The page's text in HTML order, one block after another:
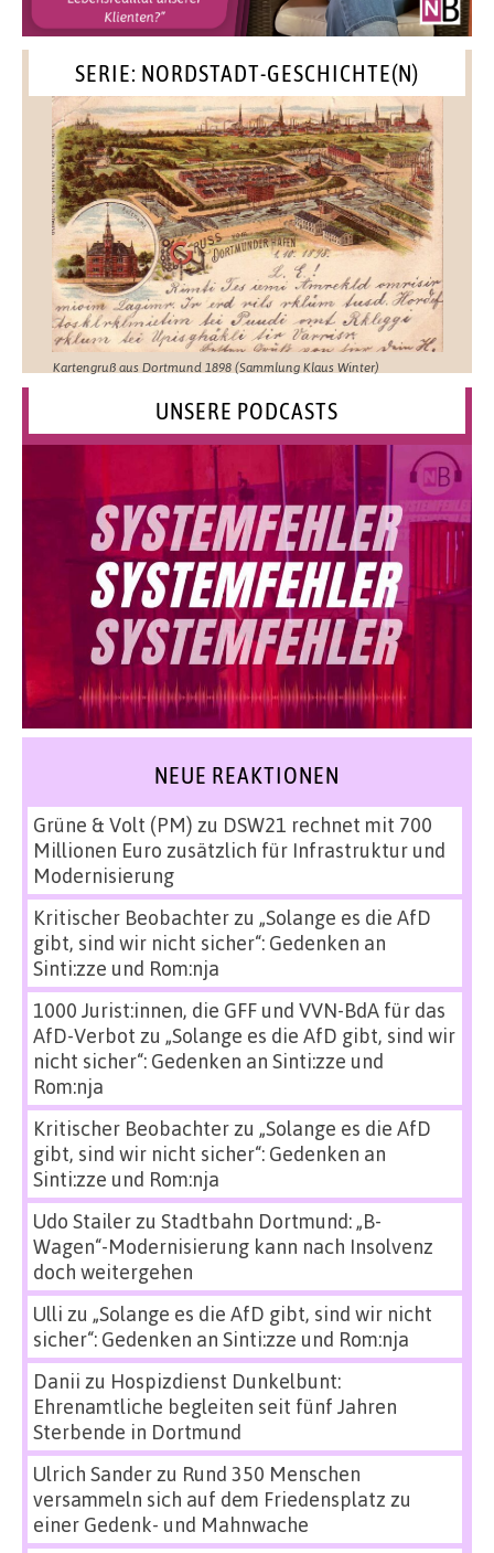
SERIE: NORDSTADT-GESCHICHTE(N)
Kartengruß aus Dortmund 1898 (Sammlung Klaus Winter)
UNSERE PODCASTS
NEUE REAKTIONEN
Grüne & Volt (PM) zu DSW21 rechnet mit 700
Millionen Euro zusätzlich für Infrastruktur und
Modernisierung
Kritischer Beobachterzu „Solange es die AfD
gibt, sind wir nicht sicher“: Gedenken an
Sinti:zze und Rom:nja
1000 Jurist:innen, die GFF und VVN-BdA für das
AfD-Verbot zu „Solange es die AfD gibt, sind wir
nicht sicher“: Gedenken an Sinti:zze und
Rom:nja
Kritischer Beobachterzu „Solange es die AfD
gibt, sind wir nicht sicher“: Gedenken an
Sinti:zze und Rom:nja
Udo Stailerzu Stadtbahn Dortmund: „B-
Wagen“-Modernisierung kann nach Insolvenz
doch weitergehen
Ulli zu „Solange es die AfD gibt, sind wir nicht
sicher“: Gedenken an Sinti:zze und Rom:nja
Danii zu Hospizdienst Dunkelbunt:
Ehrenamtliche begleiten seit fünf Jahren
Sterbende in Dortmund
Ulrich Sanderzu Rund 350 Menschen
versammeln sich auf dem Friedensplatz zu
einer Gedenk- und Mahnwache